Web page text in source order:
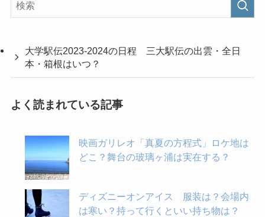
大学駅伝2023-2024の日程 三大駅伝の出雲・全日
本・箱根はいつ？
よく読まれている記事
映画ガリレオ「真夏の方程式」ロケ地は
どこ？舞台の玻璃ヶ浦は実在する？
ディズニーオンアイス 服装は？会場内
は寒い？持って行くといい持ち物は？